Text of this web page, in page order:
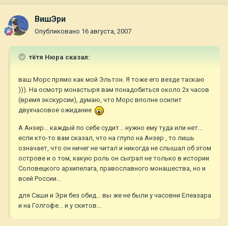
ВишЭри
Опубликовано 16 августа, 2007
тётя Нюра сказал:
ваш Морс прямо как мой Эльтон. Я тоже его везде таскаю
))). На осмотр монастыря вам понадобиться около 2х часов
(время экскурсии), думаю, что Морс вполне осилит
двухчасовое ожидание
.
А Анзер... каждый по себе судит... нужно ему туда или нет...
если кто-то вам сказал, что на глупо на Анзер , то лишь
означает, что он ничег не читал и никогда не слышал об этом
острове и о том, какую роль он сыграл не только в истории
Соловецкого архипелага, православного монашества, но и
всей России...
для Саши и Эри без обид... вы же не были у часовни Елеазара
и на Голгофе... и у скитов...